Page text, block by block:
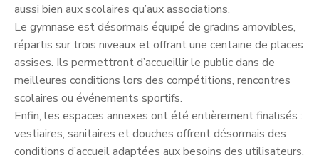
aussi bien aux scolaires qu’aux associations.
Le gymnase est désormais équipé de gradins amovibles,
répartis sur trois niveaux et offrant une centaine de places
assises. Ils permettront d’accueillir le public dans de
meilleures conditions lors des compétitions, rencontres
scolaires ou événements sportifs.
Enfin, les espaces annexes ont été entièrement finalisés :
vestiaires, sanitaires et douches offrent désormais des
conditions d’accueil adaptées aux besoins des utilisateurs,